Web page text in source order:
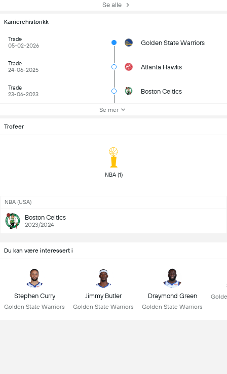
Se alle
Karrierehistorikk
Trade
05-02-2026
Golden State Warriors
Trade
24-06-2025
Atlanta Hawks
Trade
23-06-2023
Boston Celtics
Se mer
Trofeer
NBA (1)
NBA (USA)
Boston Celtics
2023/2024
Du kan være interessert i
Stephen Curry
Golden State Warriors
Jimmy Butler
Golden State Warriors
Draymond Green
Golden State Warriors